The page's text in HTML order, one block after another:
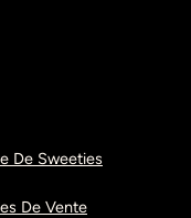
De Sweeties
De Vente